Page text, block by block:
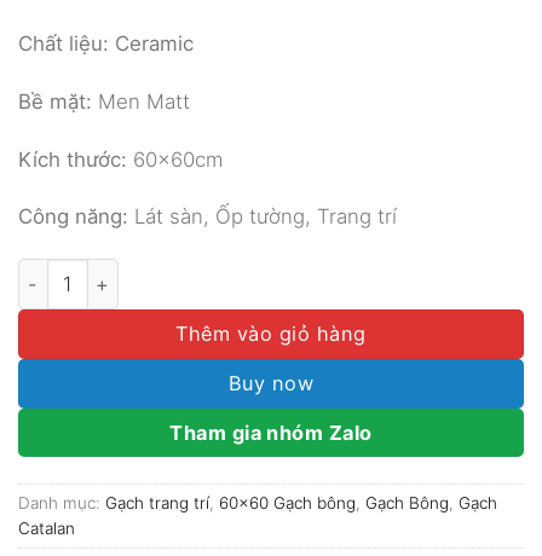
Chất liệu: Ceramic
Bề mặt: Men Matt
Kích thước: 60x60cm
Công năng: Lát sàn, Ốp tường, Trang trí
GẠCH BÔNG CATALAN 60x60 MÃ 62004 số lượng
Thêm vào giỏ hàng
Buy now
Tham gia nhóm Zalo
Danh mục: Gạch trang trí, 60x60 Gạch bông Gạch Bông
Gạch
Catalan